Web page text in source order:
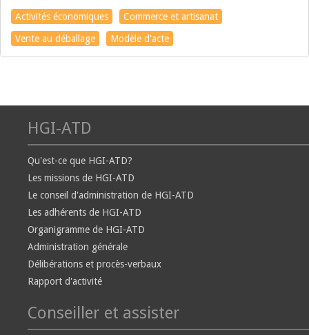
Activités économiques
Commerce et artisanat
Vente au déballage
Modèle d'acte
HGI-ATD
Qu'est-ce que HGI-ATD?
Les missions de HGI-ATD
Le conseil d'administration de HGI-ATD
Les adhérents de HGI-ATD
Organigramme de HGI-ATD
Administration générale
Délibérations et procès-verbaux
Rapport d'activité
Conseiller et assister